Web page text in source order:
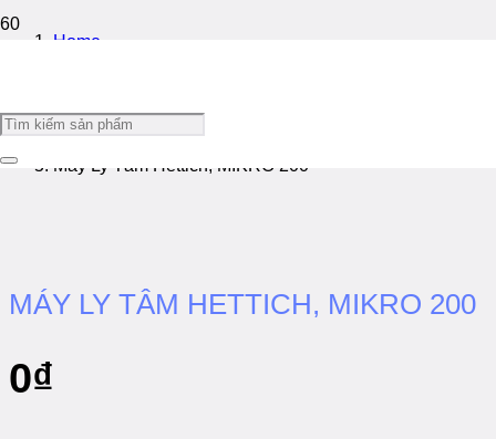
Home
/
Máy Ly Tâm Hettich, MIKRO 200
MÁY LY TÂM HETTICH, MIKRO 200
0₫